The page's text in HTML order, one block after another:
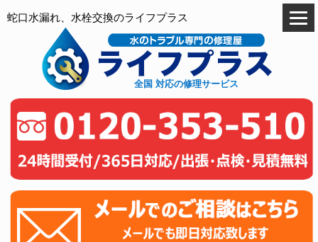
蛇口水漏れ、水栓交換のライフプラス
全国 対応の修理サービス